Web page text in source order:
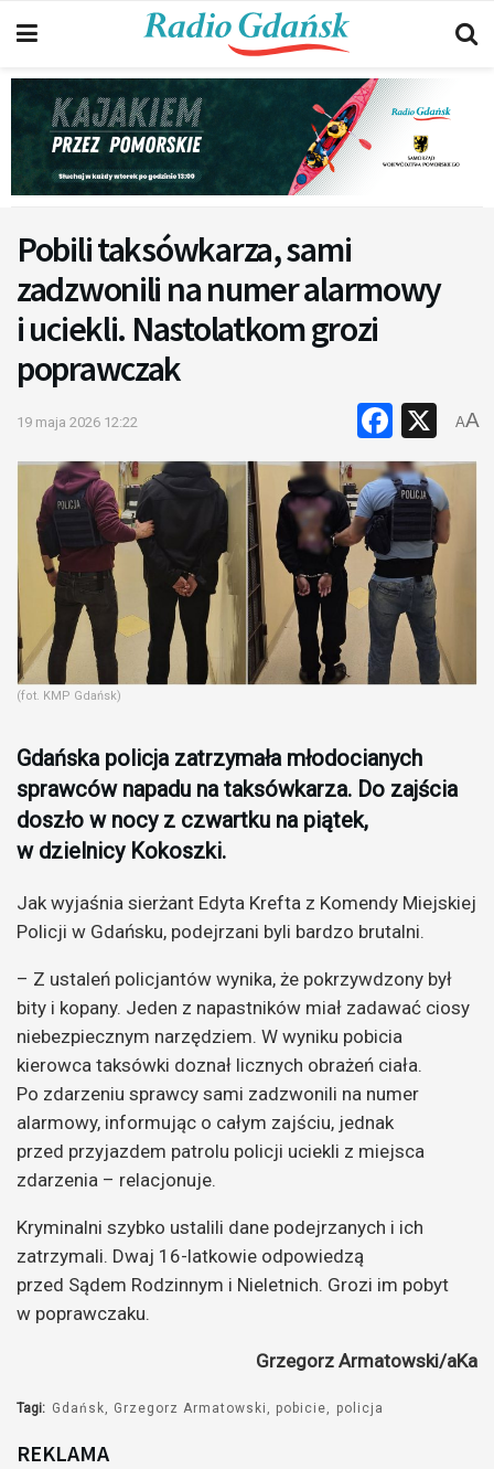
Pobili taksówkarza, sami
zadzwonili na numer alarmowy
i uciekli. Nastolatkom grozi
poprawczak
19 maja 2026 12:22 X
AA
(fot. KMP Gdańsk)
Gdańska policja zatrzymała młodocianych
sprawców napadu na taksówkarza. Do zajścia
doszło w nocy z czwartku na piątek,
w dzielnicy Kokoszki.
Jak wyjaśnia sierżant Edyta Krefta z Komendy Miejskiej
Policji w Gdańsku, podejrzani byli bardzo brutalni.
– Z ustaleń policjantów wynika, że pokrzywdzony był
bity i kopany. Jeden z napastników miał zadawać ciosy
niebezpiecznym narzędziem. W wyniku pobicia
kierowca taksówki doznał licznych obrażeń ciała.
Po zdarzeniu sprawcy sami zadzwonili na numer
alarmowy, informując o całym zajściu, jednak
przed przyjazdem patrolu policji uciekli z miejsca
zdarzenia – relacjonuje.
Kryminalni szybko ustalili dane podejrzanych i ich
zatrzymali. Dwaj 16-latkowie odpowiedzą
przed Sądem Rodzinnym i Nieletnich. Grozi im pobyt
w poprawczaku.
Grzegorz Armatowski/aKa
Tagi: Gdańsk Grzegorz Armatowski pobicie policja
REKLAMA